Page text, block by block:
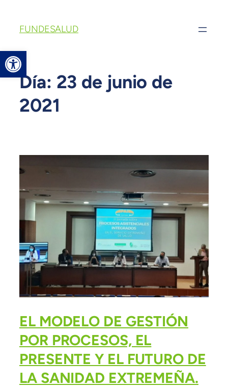
Abrir barra de herramientas
FUNDESALUD
Día: 23 de junio de
2021
EL MODELO DE GESTIÓN
POR PROCESOS, EL
PRESENTE Y EL FUTURO DE
LA SANIDAD EXTREMEÑA.